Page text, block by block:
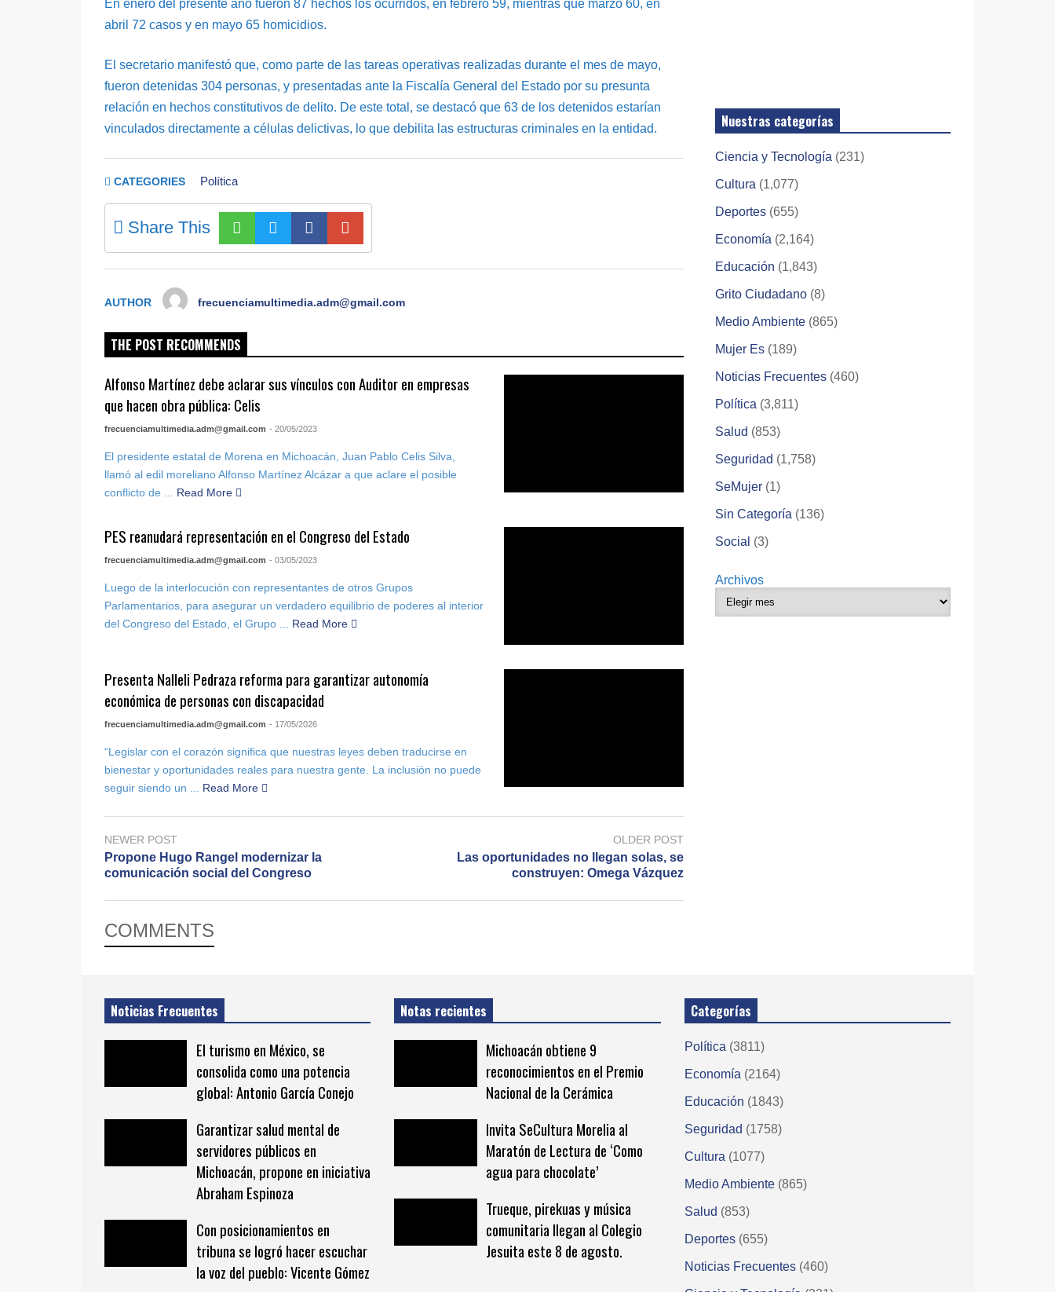
En enero del presente año fueron 87 hechos los ocurridos, en febrero 59, mientras que marzo 60, en
abril 72 casos y en mayo 65 homicidios.
El secretario manifestó que, como parte de las tareas operativas realizadas durante el mes de mayo,
fueron detenidas 304 personas, y presentadas ante la Fiscalía General del Estado por su presunta
relación en hechos constitutivos de delito. De este total, se destacó que 63 de los detenidos estarían
vinculados directamente a células delictivas, lo que debilita las estructuras criminales en la entidad.
CATEGORIES Política
Share This
AUTHOR frecuenciamultimedia.adm@gmail.com
THE POST RECOMMENDS
Alfonso Martínez debe aclarar sus vínculos con Auditor en empresas
que hacen obra pública: Celis
frecuenciamultimedia.adm@gmail.com - 20/05/2023
El presidente estatal de Morena en Michoacán, Juan Pablo Celis Silva,
llamó al edil moreliano Alfonso Martínez Alcázar a que aclare el posible
conflicto de ...
Read More
PES reanudará representación en el Congreso del Estado
frecuenciamultimedia.adm@gmail.com - 03/05/2023
Luego de la interlocución con representantes de otros Grupos
Parlamentarios, para asegurar un verdadero equilibrio de poderes al interior
del Congreso del Estado, el Grupo ... Read More
Presenta Nalleli Pedraza reforma para garantizar autonomía
económica de personas con discapacidad
frecuenciamultimedia.adm@gmail.com - 17/05/2026
“Legislar con el corazón significa que nuestras leyes deben traducirse en
bienestar y oportunidades reales para nuestra gente. La inclusión no puede
seguir siendo un ...
Read More
NEWER POST
Propone Hugo Rangel modernizar la
comunicación social del Congreso
OLDER POST
Las oportunidades no llegan solas, se
construyen: Omega Vázquez
COMMENTS
Nuestras categorías
Ciencia y Tecnología (231)
Cultura (1,077)
Deportes (655)
Economía (2,164)
Educación (1,843)
Grito Ciudadano (8)
Medio Ambiente (865)
Mujer Es (189)
Noticias Frecuentes (460)
Política (3,811)
Salud (853)
Seguridad (1,758)
SeMujer (1)
Sin Categoría (136)
Social (3)
Archivos
Noticias Frecuentes
El turismo en México, se
consolida como una potencia
global: Antonio García Conejo
Garantizar salud mental de
servidores públicos en
Michoacán, propone en iniciativa
Abraham Espinoza
Con posicionamientos en
tribuna se logró hacer escuchar
la voz del pueblo: Vicente Gómez
Notas recientes
Michoacán obtiene 9
reconocimientos en el Premio
Nacional de la Cerámica
Invita SeCultura Morelia al
Maratón de Lectura de ‘Como
agua para chocolate’
Trueque, pirekuas y música
comunitaria llegan al Colegio
Jesuita este 8 de agosto.
Categorías
Política (3811)
Economía (2164)
Educación (1843)
Seguridad (1758)
Cultura (1077)
Medio Ambiente (865)
Salud (853)
Deportes (655)
Noticias Frecuentes (460)